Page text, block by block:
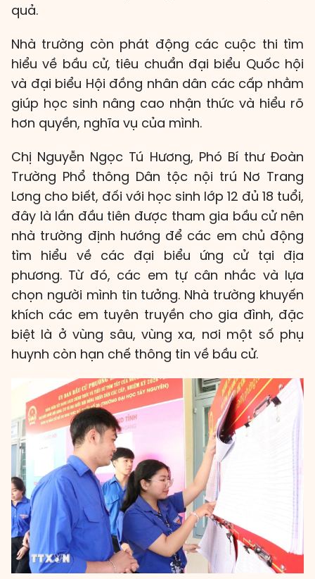
quả.
Nhà trường còn phát động các cuộc thi tìm
hiểu về bầu cử, tiêu chuẩn đại biểu Quốc hội
và đại biểu Hội đồng nhân dân các cấp nhằm
giúp học sinh nâng cao nhận thức và hiểu rõ
hơn quyền, nghĩa vụ của mình.
Chị Nguyễn Ngọc Tú Hương, Phó Bí thư Đoàn
Trường Phổ thông Dân tộc nội trú Nơ Trang
Lơng cho biết, đối với học sinh lớp 12 đủ 18 tuổi,
đây là lần đầu tiên được tham gia bầu cử nên
nhà trường định hướng để các em chủ động
tìm hiểu về các đại biểu ứng cử tại địa
phương. Từ đó, các em tự cân nhắc và lựa
chọn người mình tin tưởng. Nhà trường khuyến
khích các em tuyên truyền cho gia đình, đặc
biệt là ở vùng sâu, vùng xa, nơi một số phụ
huynh còn hạn chế thông tin về bầu cử.